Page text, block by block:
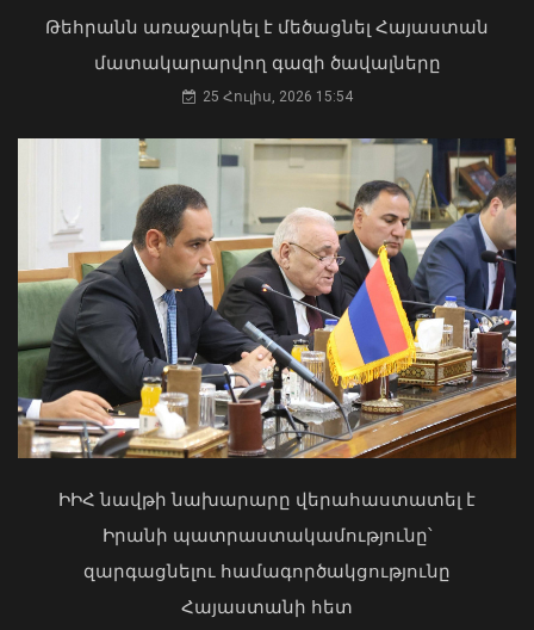
06 Օգոստոս, 2026 22:09
Փոփոխություններ են կատարվել
երթուղիներում
06 Օգոստոս, 2026 21:47
«Ուժեղ Հայաստան»-ը դեմ է
քվեարկելու ԱԺ նախագահի
պաշտոնում Ռուբեն Ռուբինյանի
03 Օգոստոս, 2026 13:13
Թեհրանն առաջարկել է մեծացնել Հայաստան
մատակարարվող գազի ծավալները
25 Հուլիս, 2026 15:54
ԻԻՀ նավթի նախարարը վերահաստատել է
Իրանի պատրաստակամությունը՝
զարգացնելու համագործակցությունը
Հայաստանի հետ